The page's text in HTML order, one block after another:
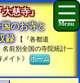
大慈寺』
のお寺と
録
【『各都道
前別全国の寺院統計一
メイト》ホーム